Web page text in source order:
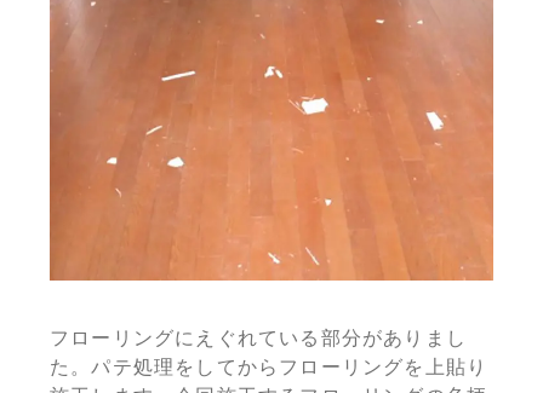
フローリングにえぐれている部分がありまし
た。パテ処理をしてからフローリングを上貼り